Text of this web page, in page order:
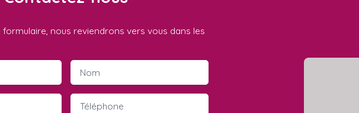
formulaire, nous reviendrons vers vous dans les
Nom
Téléphone